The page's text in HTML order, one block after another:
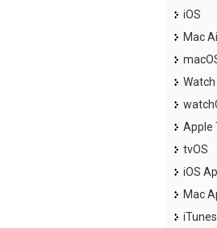
iOS
Mac
Watch
Apple
tvOS
iOS
Mac